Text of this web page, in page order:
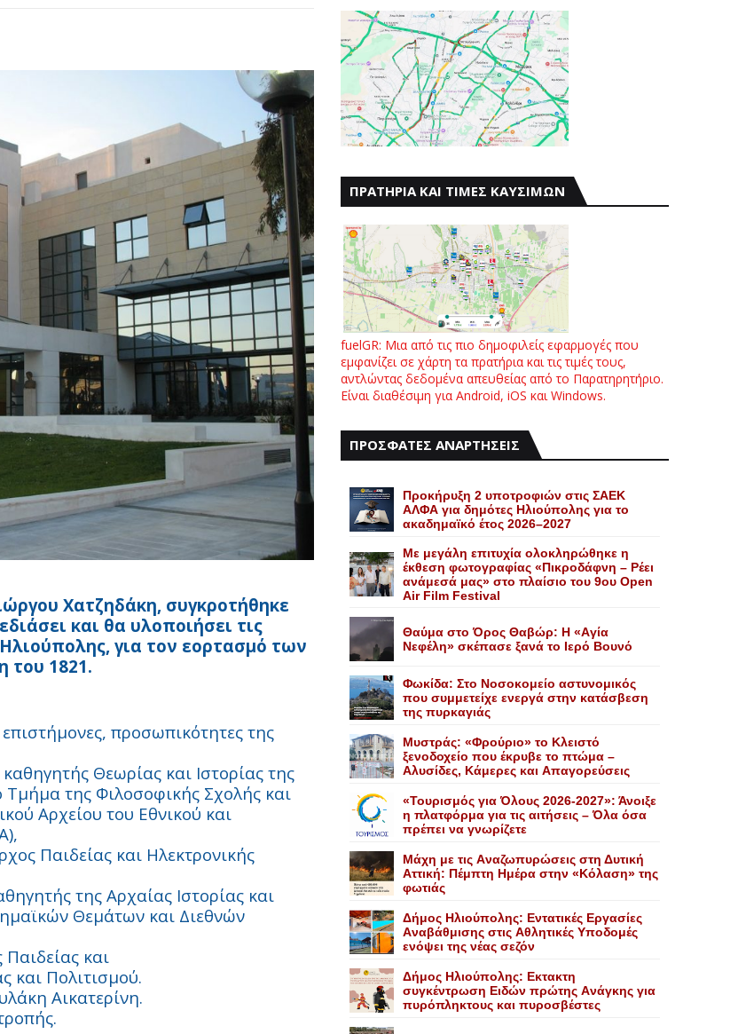
Χατζηδάκη, συγκροτήθηκε
και θα υλοποιήσει τις
για τον εορτασμό των
του 1821.
προσωπικότητες της
Θεωρίας και Ιστορίας της
Τμήμα της Φιλοσοφικής Σχολής και
Αρχείου του Εθνικού και
Παιδείας και Ηλεκτρονικής
της Αρχαίας Ιστορίας και
Θεμάτων και Διεθνών
και
και Πολιτισμού.
Αικατερίνη.
ΠΡΑΤΗΡΙΑ ΚΑΙ ΤΙΜΕΣ ΚΑΥΣΙΜΩΝ
fuelGR: Μια από τις πιο δημοφιλείς εφαρμογές που
εμφανίζει σε χάρτη τα πρατήρια και τις τιμές τους,
αντλώντας δεδομένα απευθείας από το Παρατηρητήριο.
Είναι διαθέσιμη για Android, iOS και Windows.
ΠΡΟΣΦΑΤΕΣ ΑΝΑΡΤΗΣΕΙΣ
Προκήρυξη 2 υποτροφιών στις ΣΑΕΚ
ΑΛΦΑ για δημότες Ηλιούπολης για το
ακαδημαϊκό έτος 2026–2027
Με μεγάλη επιτυχία ολοκληρώθηκε η
έκθεση φωτογραφίας «Πικροδάφνη – Ρέει
ανάμεσά μας» στο πλαίσιο του 9ου Open
Air Film Festival
Θαύμα στο Όρος Θαβώρ: H «Aγία
Nεφέλη» σκέπασε ξανά το Iερό Bουνό
Φωκίδα: Στο Νοσοκομείο αστυνομικός
που συμμετείχε ενεργά στην κατάσβεση
της πυρκαγιάς
Mυστράς: «Φρούριο» το Kλειστό
ξενοδοχείο που έκρυβε το πτώμα –
Aλυσίδες, Kάμερες και Aπαγορεύσεις
«Τουρισμός για Όλους 2026-2027»: Άνοιξε
η πλατφόρμα για τις αιτήσεις – Όλα όσα
πρέπει να γνωρίζετε
Mάχη με τις Aναζωπυρώσεις στη Δυτική
Aττική: Πέμπτη Hμέρα στην «Kόλαση» της
φωτιάς
Δήμος Ηλιούπολης: Eντατικές Eργασίες
Aναβάθμισης στις Aθλητικές Yποδομές
ενόψει της νέας σεζόν
Δήμος Ηλιούπολης: Eκτακτη
συγκέντρωση Eιδών πρώτης Aνάγκης για
πυρόπληκτους και πυροσβέστες